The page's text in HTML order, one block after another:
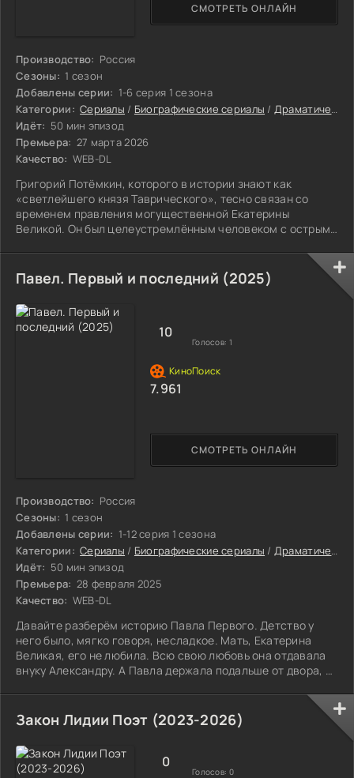
Производство: Россия
Сезоны: 1 сезон
Добавлены серии: 1-6 серия 1 сезона
Категории: Сериалы / Биографические сериалы / Драматические сериалы
Идёт: 50 мин эпизод
Премьера: 27 марта 2026
Качество: WEB-DL
Григорий Потёмкин, которого в истории знают как
«светлейшего князя Таврического», тесно связан со
временем правления могущественной Екатерины
Великой. Он был целеустремлённым человеком с острым
СМОТРЕТЬ ОНЛАЙН
Павел. Первый и последний (2025)
Производство: Россия
Сезоны: 1 сезон
Добавлены серии: 1-12 серия 1 сезона
Категории: Сериалы / Биографические сериалы / Драматические сериалы
Идёт: 50 мин эпизод
Премьера: 28 февраля 2025
Качество: WEB-DL
Давайте разберём историю Павла Первого. Детство у
него было, мягко говоря, несладкое. Мать, Екатерина
Великая, его не любила. Всю свою любовь она отдавала
внуку Александру. А Павла держала подальше от двора, в
СМОТРЕТЬ ОНЛАЙН
10
Голосов: 1
7.961
Закон Лидии Поэт (2023-2026)
0
Голосов: 0